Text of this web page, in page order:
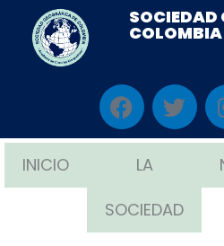
contenido
SOCIEDAD
COLOMBIA
F
a
c
o
o
T
w
i
e
r
INICIO
LA
SOCIEDAD